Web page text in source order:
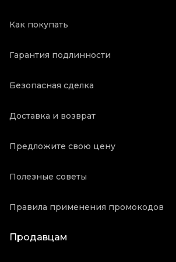
Как покупать
Гарантия подлинности
Безопасная сделка
Доставка и возврат
Предложите свою цену
Полезные советы
Правила применения промокодов
Продавцам